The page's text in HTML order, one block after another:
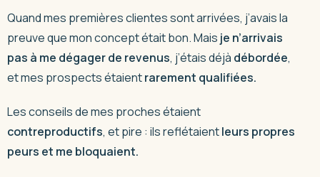
Quand mes premières clientes sont arrivées, j’avais la
preuve que mon concept était bon. Mais je n’arrivais
pas à me dégager de revenus, j’étais déjà débordée,
et mes prospects étaientrarement qualifiées.
Les conseils de mes proches étaient
contreproductifs, et pire : ils reflétaientleurs propres
peurs et me bloquaient.